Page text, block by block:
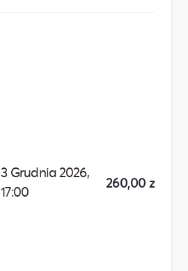
3 Grudnia 2026,
17:00
260,00 zł